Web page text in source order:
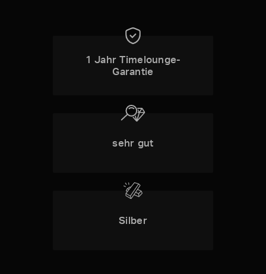
1 Jahr Timelounge-
Garantie
sehr gut
Silber